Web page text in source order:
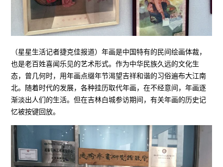
（星星生活记者捷克佳报道）年画是中国特有的民间绘画体裁，
也是老百姓喜闻乐见的艺术形式。作为中华民族久远的文化生
态，曾几何时，用年画点缀年节渴望吉祥和谐的习俗遍布大江南
北。随着时代的发展，各种挂历取代年画，在不经意间，年画逐
渐淡出人们的生活。但在吉林白城参访期间，有关年画的历史记
忆被按键回放。